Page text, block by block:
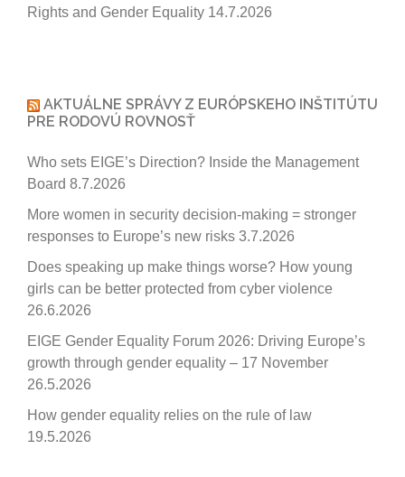
Rights and Gender Equality 14.7.2026
AKTUÁLNE SPRÁVY Z EURÓPSKEHO INŠTITÚTU
PRE RODOVÚ ROVNOSŤ
Who sets EIGE’s Direction? Inside the Management
Board 8.7.2026
More women in security decision-making = stronger
responses to Europe’s new risks 3.7.2026
Does speaking up make things worse? How young
girls can be better protected from cyber violence
26.6.2026
EIGE Gender Equality Forum 2026: Driving Europe’s
growth through gender equality – 17 November
26.5.2026
How gender equality relies on the rule of law
19.5.2026